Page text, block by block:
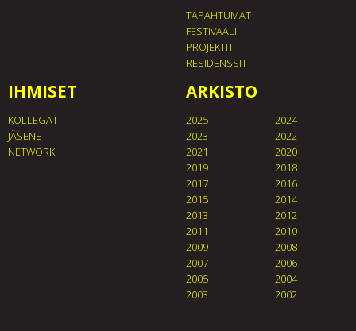
TAPAHTUMAT
FESTIVAALI
PROJEKTIT
RESIDENSSIT
IHMISET
KOLLEGAT
JÄSENET
NETWORK
ARKISTO
2025
2024
2023
2022
2021
2020
2019
2018
2017
2016
2015
2014
2013
2012
2011
2010
2009
2008
2007
2006
2005
2004
2003
2002